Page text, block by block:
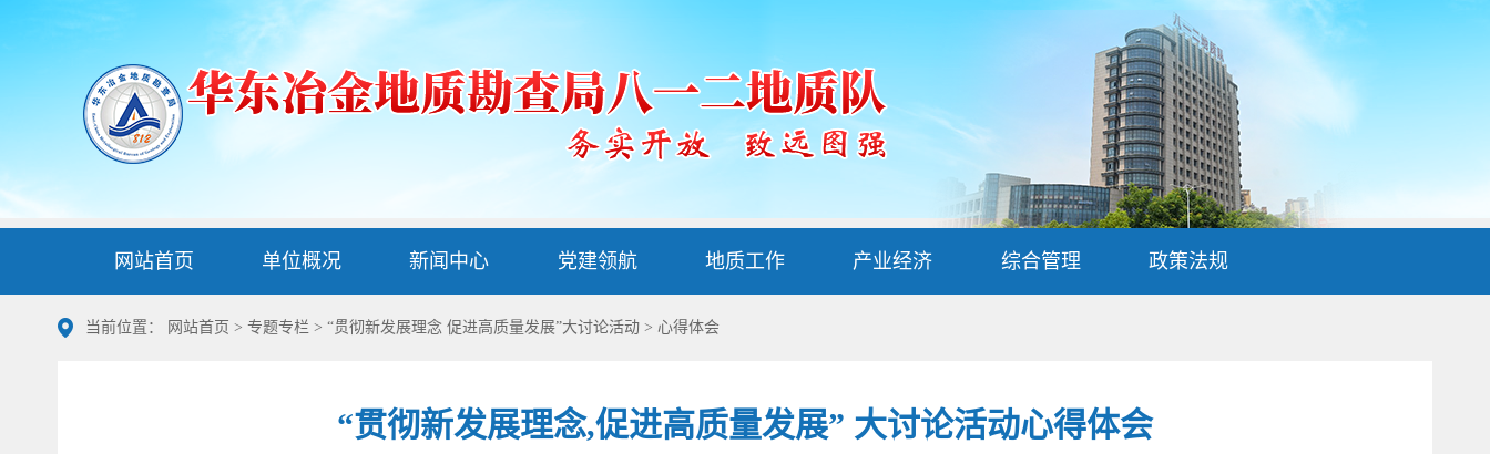
网站首页 单位概况 新闻中心 党建领航 地质工作 产业经济 综合管理 政策法规
当前位置： 网站首页 > 专题专栏 > “贯彻新发展理念 促进高质量发展”大讨论活动 > 心得体会
“贯彻新发展理念,促进高质量发展” 大讨论活动心得体会